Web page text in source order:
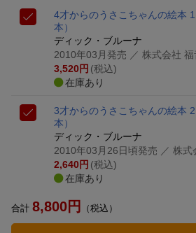
4才からのうさこちゃんの絵本
本）
ディック・ブルーナ
2010年03月発売 ／ 株式会社
3,520円 (税込)
在庫あり
3才からのうさこちゃんの絵本
本）
ディック・ブルーナ
2010年03月26日頃発売 ／ 株
2,640円 (税込)
在庫あり
合計 8,800円 （税込）